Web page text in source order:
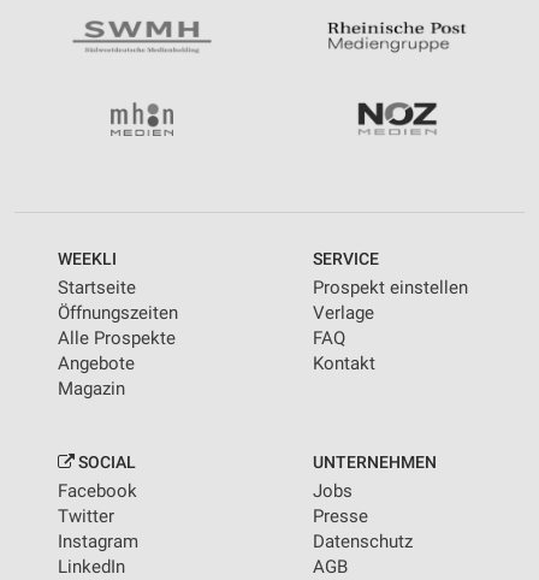
WEEKLI
Startseite
Öffnungszeiten
Alle Prospekte
Angebote
Magazin
SERVICE
Prospekt einstellen
Verlage
FAQ
Kontakt
SOCIAL
Facebook
Twitter
Instagram
LinkedIn
UNTERNEHMEN
Jobs
Presse
Datenschutz
AGB